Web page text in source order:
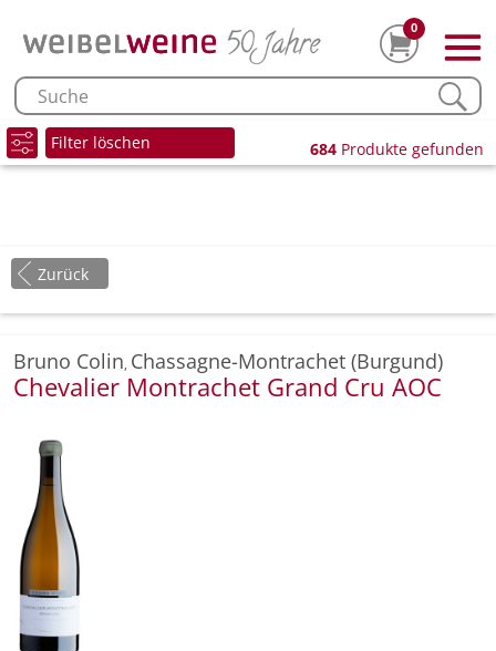
0
Filter löschen 684 Produkte gefunden
Zurück
Bruno Colin, Chassagne-Montrachet (Burgund)
Chevalier Montrachet Grand Cru AOC